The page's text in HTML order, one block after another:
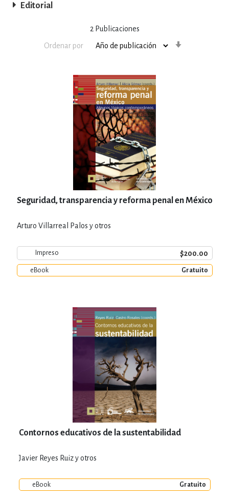
2 Publicaciones
Ordenar por
Seguridad, transparencia y reforma penal en México
Arturo Villarreal Palos y otros
Impreso $200.00
eBook Gratuito
Contornos educativos de la sustentabilidad
Javier Reyes Ruiz y otros
eBook Gratuito
Editorial